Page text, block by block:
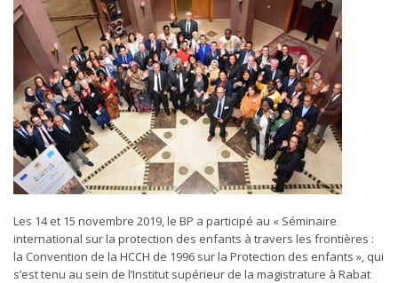
Les 14 et 15 novembre 2019, le BP a participé au « Séminaire
international sur la protection des enfants à travers les frontières :
la Convention de la HCCH de 1996 sur la Protection des enfants », qui
s’est tenu au sein de l’Institut supérieur de la magistrature à Rabat